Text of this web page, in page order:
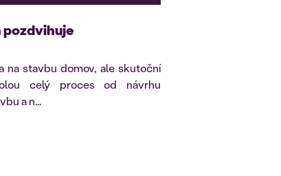
pozdvihuje
na stavbu domov, ale skutoční
celý proces od návrhu
a n...